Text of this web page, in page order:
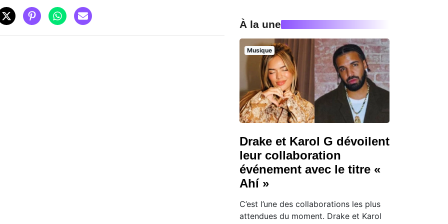
À la une
Musique
Drake et Karol G dévoilent
leur collaboration
événement avec le titre «
Ahí »
C’est l’une des collaborations les plus
attendues du moment. Drake et Karol